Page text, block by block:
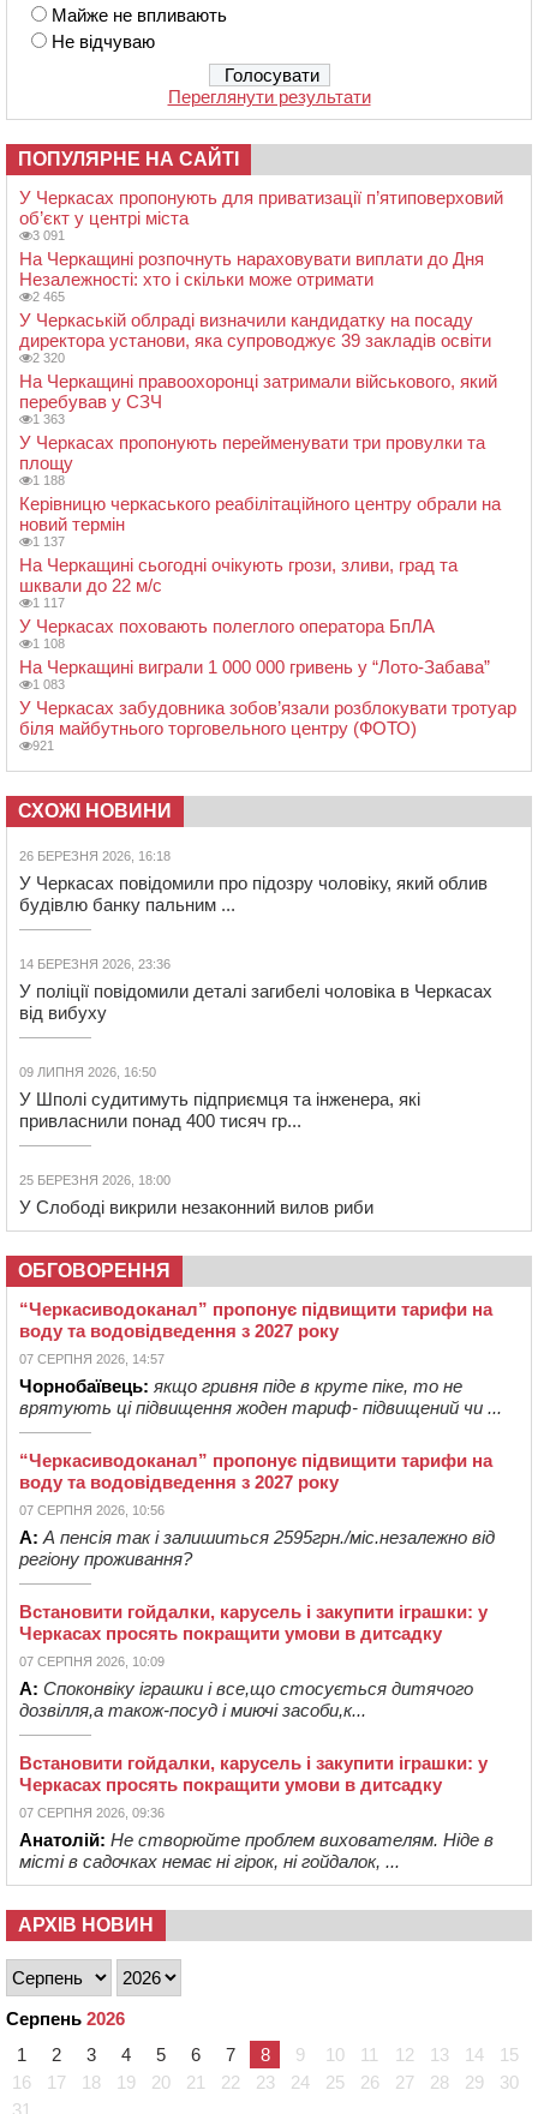
Майже не впливають
Не відчуваю
Переглянути результати
ПОПУЛЯРНЕ НА САЙТІ
У Черкасах пропонують для приватизації п’ятиповерховий
об’єкт у центрі міста
3 091
На Черкащині розпочнуть нараховувати виплати до Дня
Незалежності: хто і скільки може отримати
2 465
У Черкаській облраді визначили кандидатку на посаду
директора установи, яка супроводжує 39 закладів освіти
2 320
На Черкащині правоохоронці затримали військового, який
перебував у СЗЧ
1 363
У Черкасах пропонують перейменувати три провулки та
площу
1 188
Керівницю черкаського реабілітаційного центру обрали на
новий термін
1 137
На Черкащині сьогодні очікують грози, зливи, град та
шквали до 22 м/с
1 117
У Черкасах поховають полеглого оператора БпЛА
1 108
На Черкащині виграли 1 000 000 гривень у “Лото-Забава”
1 083
У Черкасах забудовника зобов’язали розблокувати тротуар
біля майбутнього торговельного центру (ФОТО)
921
СХОЖІ НОВИНИ
26 БЕРЕЗНЯ 2026, 16:18
У Черкасах повідомили про підозру чоловіку, який облив
будівлю банку пальним ...
14 БЕРЕЗНЯ 2026, 23:36
У поліції повідомили деталі загибелі чоловіка в Черкасах
від вибуху
09 ЛИПНЯ 2026, 16:50
У Шполі судитимуть підприємця та інженера, які
привласнили понад 400 тисяч гр...
25 БЕРЕЗНЯ 2026, 18:00
У Слободі викрили незаконний вилов риби
ОБГОВОРЕННЯ
“Черкасиводоканал” пропонує підвищити тарифи на
воду та водовідведення з 2027 року
07 СЕРПНЯ 2026, 14:57
Чорнобаївець: якщо гривня піде в круте піке, то не
врятують ці підвищення жоден тариф- підвищений чи ...
“Черкасиводоканал” пропонує підвищити тарифи на
воду та водовідведення з 2027 року
07 СЕРПНЯ 2026, 10:56
А: А пенсія так і залишиться 2595грн./міс.незалежно від
регіону проживання?
Встановити гойдалки, карусель і закупити іграшки: у
Черкасах просять покращити умови в дитсадку
07 СЕРПНЯ 2026, 10:09
А: Споконвіку іграшки і все,що стосується дитячого
дозвілля,а також-посуд і миючі засоби,к...
Встановити гойдалки, карусель і закупити іграшки: у
Черкасах просять покращити умови в дитсадку
07 СЕРПНЯ 2026, 09:36
Анатолій: Не створюйте проблем вихователям. Ніде в
місті в садочках немає ні гірок, ні гойдалок, ...
АРХІВ НОВИН
Серпень 2026
1
2 3 4 5 6 7 8 9 10 11 12 13 14
15
16
17 18 19 20 21 22 23 24 25 26 27 28 29
30
31